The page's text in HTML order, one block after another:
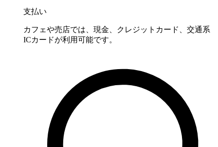
支払い
カフェや売店では、現金、クレジットカード、交通系
ICカードが利用可能です。